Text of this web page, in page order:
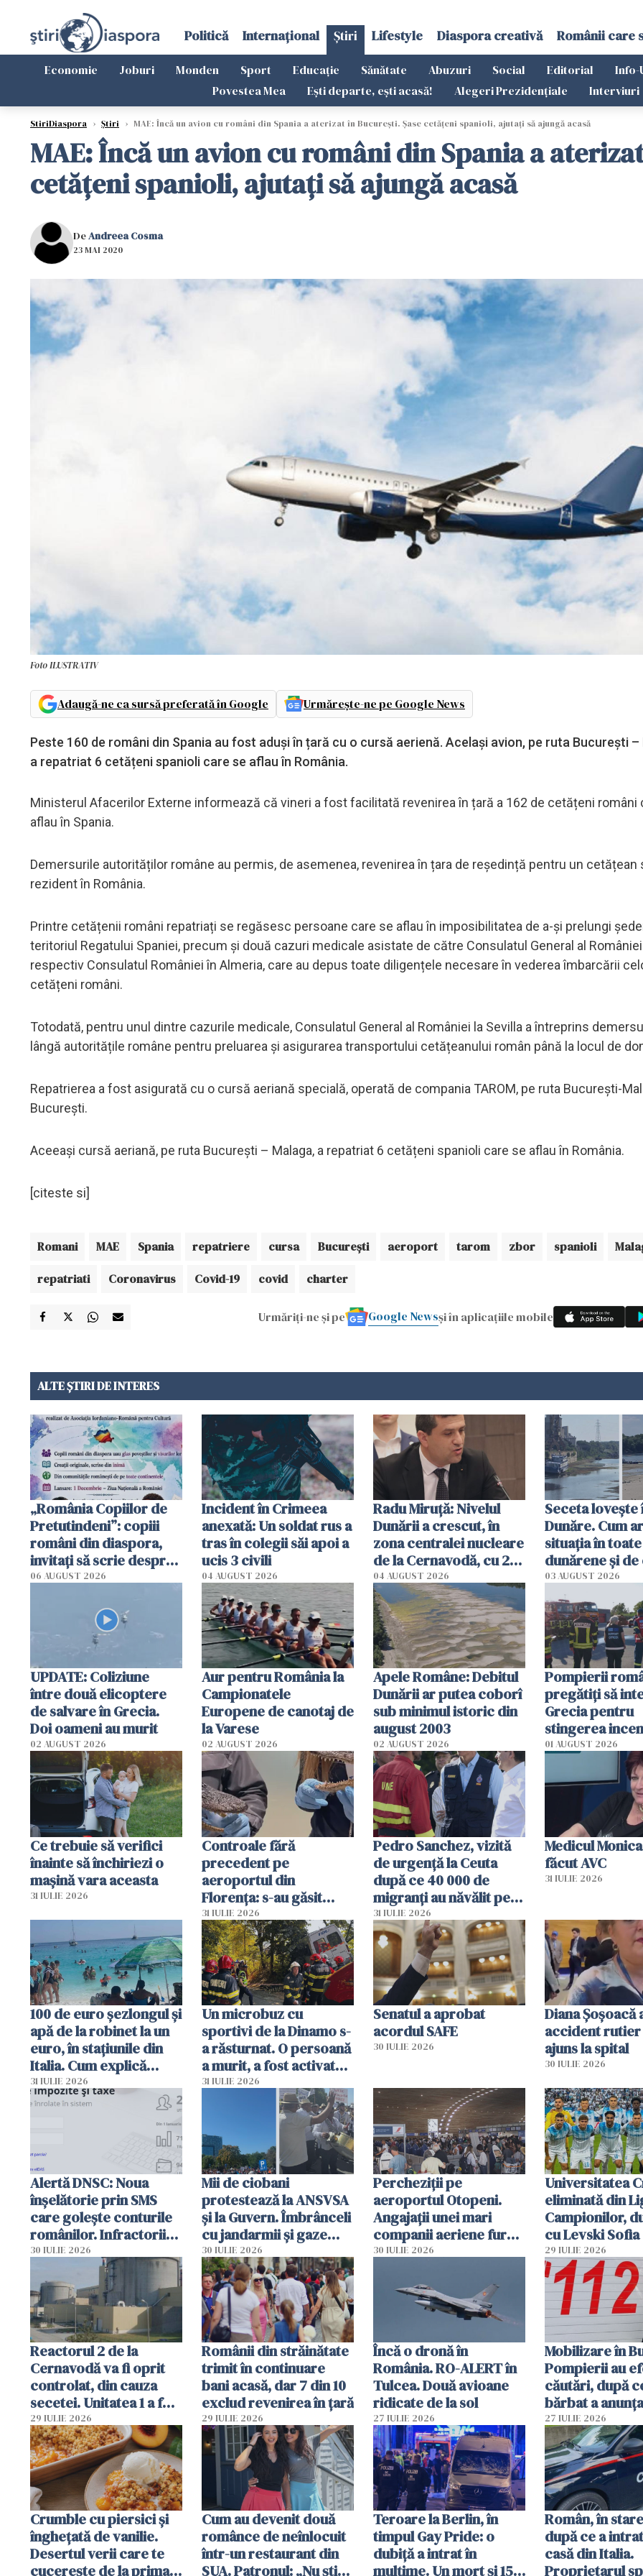
Politică Internațional Știri Lifestyle Diaspora creativă Românii care
Economie Joburi Monden Sport Educație Sănătate Abuzuri Social Editorial Info-
Povestea Mea
Ești departe, ești acasă! Alegeri Prezidențiale Interviuri
StiriDiaspora › Știri › MAE: Încă un avion cu români din Spania a aterizat în Bucureşti. Şase cetăţeni spanioli, ajutaţi să ajungă acasă
MAE: Încă un avion cu români din Spania a
cetăţeni spanioli, ajutaţi să ajungă acasă
DeAndreea Cosma
23 MAI 2020
Foto ILUSTRATIV
Adaugă-ne ca sursă preferată în Google Urmărește-ne pe Google News
Peste 160 de români din Spania au fost aduşi în țară cu o cursă aerienă. Același avion, pe ruta București –
a repatriat 6 cetățeni spanioli care se aflau în România.
Ministerul Afacerilor Externe informează că vineri a fost facilitată revenirea în țară a 162 de cetățeni români
aflau în Spania.
Demersurile autorităților române au permis, de asemenea, revenirea în țara de reședință pentru un cetățean
rezident în România.
Printre cetățenii români repatriați se regăsesc persoane care se aflau în imposibilitatea de a-și prelungi
teritoriul Regatului Spaniei, precum și două cazuri medicale asistate de către Consulatul General al României
respectiv Consulatul României în Almeria, care au depus toate diligențele necesare în vederea îmbarcării
cetățeni români.
Totodată, pentru unul dintre cazurile medicale, Consulatul General al României la Sevilla a întreprins
lângă autoritățile române pentru preluarea și asigurarea transportului cetățeanului român până la locul de
Repatrierea a fost asigurată cu o cursă aeriană specială, operată de compania TAROM, pe ruta București-
București.
Aceeași cursă aeriană, pe ruta București – Malaga, a repatriat 6 cetățeni spanioli care se aflau în România.
[citeste si]
Romani MAE Spania repatriere cursa Bucureşti aeroport tarom zbor spanioli
repatriati Coronavirus Covid-19 covid charter
Urmăriți-ne și pe Google Newsși în aplicațiile mobile
ALTE ȘTIRI DE INTERES
„România Copiilor de
Pretutindeni”: copiii
români din diaspora,
invitați să scrie despre
România într-un volum
06 AUGUST 2026
Incident în Crimeea
anexată: Un soldat rus a
tras în colegii săi apoi a
ucis 3 civili
04 AUGUST 2026
Radu Miruţă: Nivelul
Dunării a crescut, în
zona centralei nucleare
de la Cernavodă, cu 2
cm faţă de ziua trecută
04 AUGUST 2026
Seceta
Dunăre. Cum
situația în
dunărene și de
România
efectele, deși a
în iulie
03 AUGUST 2026
UPDATE: Coliziune
între două elicoptere
de salvare în Grecia.
Doi oameni au murit
02 AUGUST 2026
Aur pentru România la
Campionatele
Europene de canotaj de
la Varese
02 AUGUST 2026
Apele Române: Debitul
Dunării ar putea coborî
sub minimul istoric din
august 2003
02 AUGUST 2026
Pompierii
pregătiţi să
Grecia pentru
stingerea
01 AUGUST 2026
Ce trebuie să verifici
înainte să închiriezi o
mașină vara aceasta
31 IULIE 2026
Controale fără
precedent pe
aeroportul din
Florența: s-au găsit
capete de aligator și o
sumă imensă de bani
31 IULIE 2026
Pedro Sanchez, vizită
de urgență la Ceuta
după ce 40 000 de
migranți au năvălit pe
teritoriul spaniol: „Vom
mobiliza toate
resursele"
31 IULIE 2026
Medicul
făcut AVC
31 IULIE 2026
100 de euro șezlongul și
apă de la robinet la un
euro, în stațiunile din
Italia. Cum explică
autoritățile
31 IULIE 2026
Un microbuz cu
sportivi de la Dinamo s-
a răsturnat. O persoană
a murit, a fost activat
planul roșu de
31 IULIE 2026
Senatul a aprobat
acordul SAFE
30 IULIE 2026
Diana Șoșoacă
accident rutier
ajuns la spital
30 IULIE 2026
Alertă DNSC: Noua
înșelătorie prin SMS
care golește conturile
românilor. Infractorii
folosesc numele
Ghișeul.ro și al Poliției
Române
30 IULIE 2026
Mii de ciobani
protestează la ANSVSA
și la Guvern. Îmbrânceli
cu jandarmii și gaze
lacrimogene
30 IULIE 2026
Percheziții pe
aeroportul Otopeni.
Angajații unei mari
companii aeriene furau
parfumuri, ceasuri și
vânzării
30 IULIE 2026
Universitatea
eliminată din
Campionilor,
cu Levski Sofia
29 IULIE 2026
Reactorul 2 de la
Cernavodă va fi oprit
controlat, din cauza
secetei. Unitatea 1 a fost
deja oprită
29 IULIE 2026
Românii din străinătate
trimit în continuare
bani acasă, dar 7 din 10
exclud revenirea în țară
29 IULIE 2026
Încă o dronă în
România. RO-ALERT în
Tulcea. Două avioane
ridicate de la sol
27 IULIE 2026
Mobilizare în
Pompierii au
căutări, după
bărbat a
că a văzut un
luminos
27 IULIE 2026
Crumble cu piersici și
înghețată de vanilie.
Desertul verii care te
cucerește de la prima
Cum au devenit două
românce de neînlocuit
într-un restaurant din
SUA. Patronul: „Nu știu
Teroare la Berlin, în
timpul Gay Pride: o
dubiță a intrat în
mulțime. Un mort și 15
Român, în
după ce a
casă din Italia.
Proprietarul